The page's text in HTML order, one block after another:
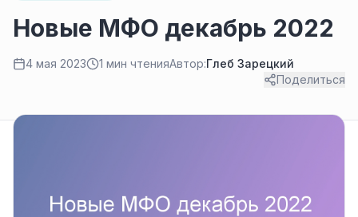
Новые МФО декабрь 2022
4 мая 2023 1 мин чтенияАвтор:Глеб Зарецкий
Поделиться